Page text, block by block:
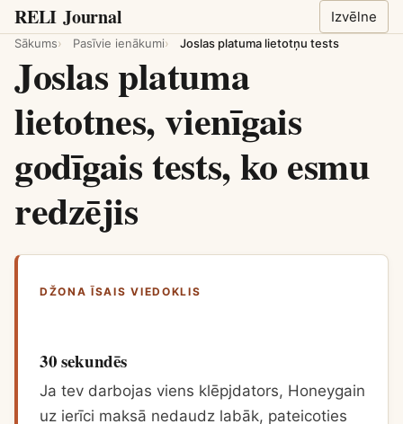
RELI Journal Izvēlne
Sākums Pasīvie ienākumi Joslas platuma lietotņu tests
Joslas platuma
lietotnes, vienīgais
godīgais tests, ko esmu
redzējis
DŽONA ĪSAIS VIEDOKLIS
30 sekundēs
Ja tev darbojas viens klēpjdators, Honeygain
uz ierīci maksā nedaudz labāk, pateicoties